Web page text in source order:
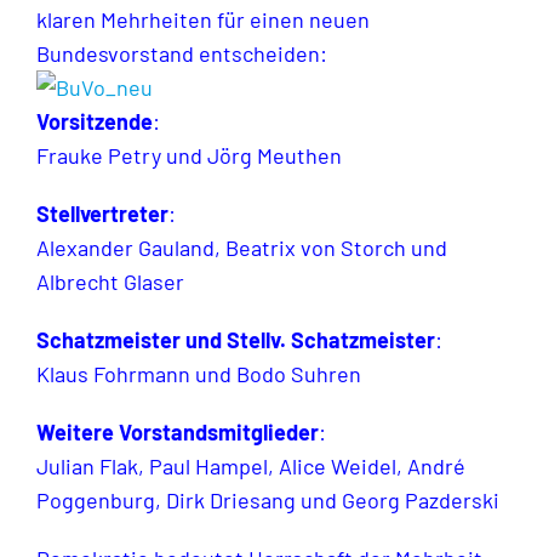
klaren Mehrheiten für einen neuen
Bundesvorstand entscheiden:
Vorsitzende:
Frauke Petry und Jörg Meuthen
Stellvertreter:
Alexander Gauland, Beatrix von Storch und
Albrecht Glaser
Schatzmeister und Stellv. Schatzmeister:
Klaus Fohrmann und Bodo Suhren
Weitere Vorstandsmitglieder:
Julian Flak, Paul Hampel, Alice Weidel, André
Poggenburg, Dirk Driesang und Georg Pazderski